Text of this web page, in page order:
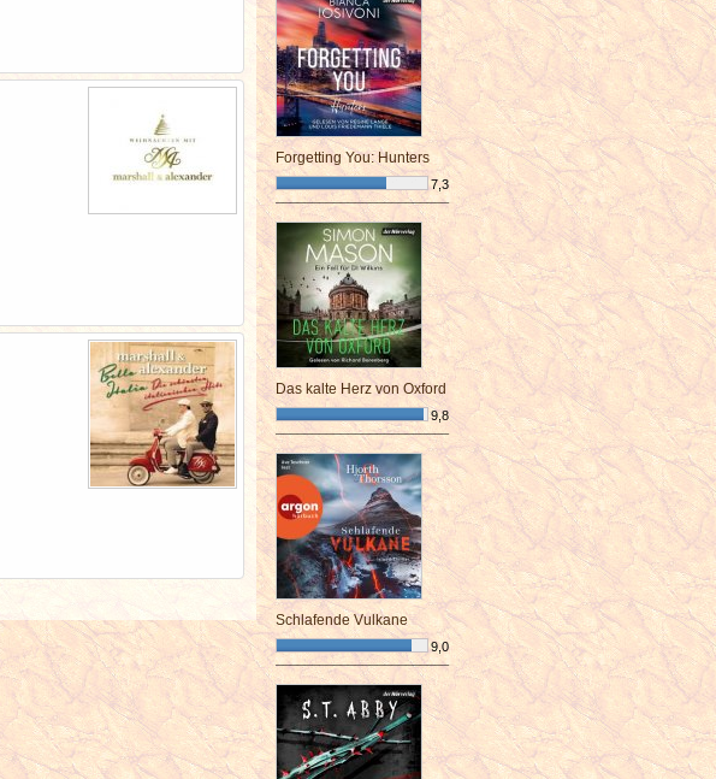
Forgetting You: Hunters
7,3
¯¯¯¯¯¯¯¯¯¯¯¯¯¯¯¯¯¯¯¯¯¯¯¯
Das kalte Herz von Oxford
9,8
¯¯¯¯¯¯¯¯¯¯¯¯¯¯¯¯¯¯¯¯¯¯¯¯
Schlafende Vulkane
9,0
¯¯¯¯¯¯¯¯¯¯¯¯¯¯¯¯¯¯¯¯¯¯¯¯